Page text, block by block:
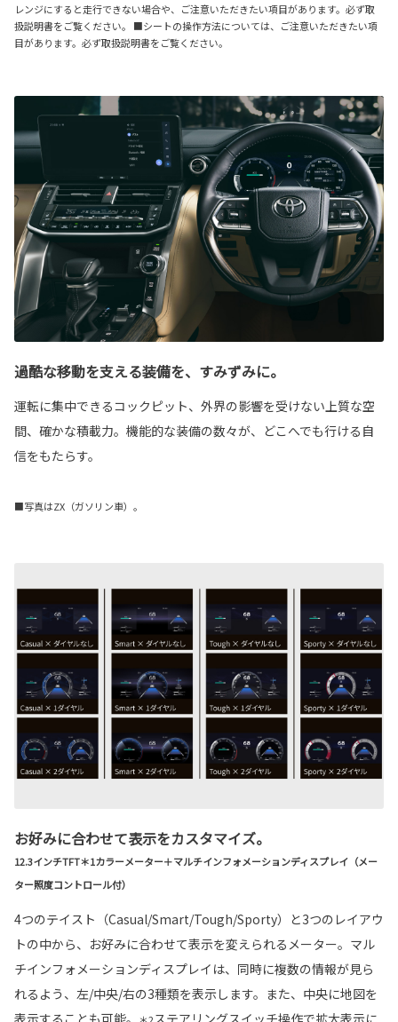
レンジにすると走行できない場合や、ご注意いただきたい項目があります。必ず取
扱説明書をご覧ください。 ■シートの操作方法については、ご注意いただきたい項
目があります。必ず取扱説明書をご覧ください。
過酷な移動を支える装備を、すみずみに。
運転に集中できるコックピット、外界の影響を受けない上質な空
間、確かな積載力。機能的な装備の数々が、どこへでも行ける自
信をもたらす。
■写真はZX（ガソリン車）。
お好みに合わせて表示をカスタマイズ。
12.3インチTFT＊1カラーメーター＋マルチインフォメーションディスプレイ（メー
ター照度コントロール付）
4つのテイスト（Casual/Smart/Tough/Sporty）と3つのレイアウ
トの中から、お好みに合わせて表示を変えられるメーター。マル
チインフォメーションディスプレイは、同時に複数の情報が見ら
れるよう、左/中央/右の3種類を表示します。また、中央に地図を
表示することも可能。
ステアリングスイッチ操作で拡大表示に